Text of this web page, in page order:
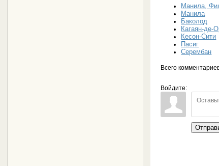
Манила,
Манила
Баколод
Кагаян-де-
Кесон-Сити
Пасиг
Серембан
Всего
Войдите: